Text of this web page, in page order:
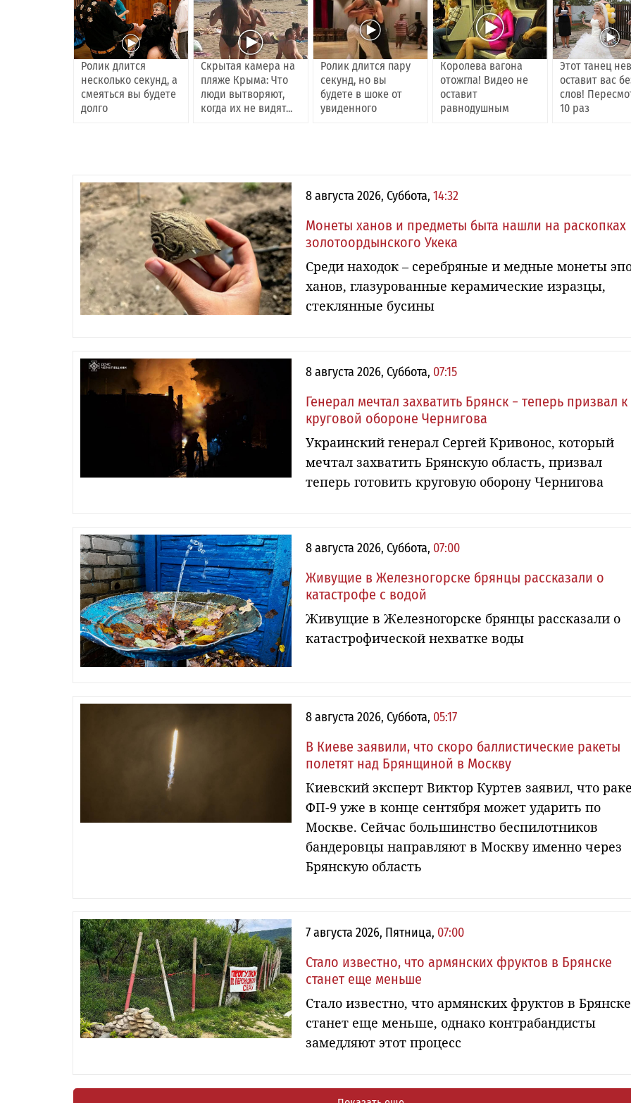
Ролик длится
несколько секунд, а
смеяться вы будете
долго
Скрытая камера на
пляже Крыма: Что
люди вытворяют,
когда их не видят...
Ролик длится пару
секунд, но вы
будете в шоке от
увиденного
Королева вагона
отожгла! Видео не
оставит
равнодушным
Этот танец
оставит вас
слов!
10 раз
8 августа 2026, Суббота, 14:32
Монеты ханов и предметы быта нашли на раскопках
золотоордынского Укека
Среди находок – серебряные и медные монеты
ханов, глазурованные керамические изразцы,
стеклянные бусины
8 августа 2026, Суббота, 07:15
Генерал мечтал захватить Брянск − теперь призвал к
круговой обороне Чернигова
Украинский генерал Сергей Кривонос, который
мечтал захватить Брянскую область, призвал
теперь готовить круговую оборону Чернигова
8 августа 2026, Суббота, 07:00
Живущие в Железногорске брянцы рассказали о
катастрофе с водой
Живущие в Железногорске брянцы рассказали о
катастрофической нехватке воды
8 августа 2026, Суббота, 05:17
В Киеве заявили, что скоро баллистические ракеты
полетят над Брянщиной в Москву
Киевский эксперт Виктор Куртев заявил, что
ФП-9 уже в конце сентября может ударить по
Москве. Сейчас большинство беспилотников
бандеровцы направляют в Москву именно через
Брянскую область
7 августа 2026, Пятница, 07:00
Стало известно, что армянских фруктов в Брянске
станет еще меньше
Стало известно, что армянских фруктов в Брянске
станет еще меньше, однако контрабандисты
замедляют этот процесс